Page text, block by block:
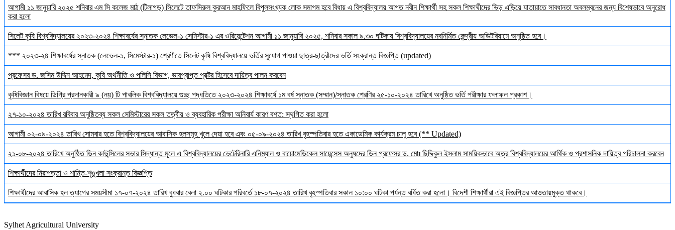
আগামী ১১ জানুয়ারি ২০২৫ শনিবার এম সি কলেজ মাঠ (টিলাগড়) সিলেটে তাফসিরুল কুরআন মাহফিলে বিপুলসংখ্যক লোক সমাগম হবে বিধায় এ বিশ্ববিদ্যালয় আগত নবীন শিক্ষার্থী সহ সকল শিক্ষার্থীদের ভিড় এড়িয়ে যাতায়াতে সাবধানতা অবলম্বনের জন্য বিশেষভাবে অনুরোধ
করা হলো
সিলেট কৃষি বিশ্ববিদ্যালয়ের ২০২৩-২০২৪ শিক্ষাবর্ষের স্নাতক লেভেল-১ সেমিস্টার-১ এর ওরিয়েন্টেশন আগামী ১১ জানুয়ারি ২০২৫, শনিবার সকাল ৯.৩০ ঘটিকায় বিশ্ববিদ্যালয়ের নবনির্মিত কেন্দ্রীয় অডিটরিয়ামে অনুষ্ঠিত হবে।
*** ২০২৩-২৪ শিক্ষাবর্ষের স্নাতক (লেভেল-১, সিমেস্টার-১) শ্রেণীতে সিলেট কৃষি বিশ্ববিদ্যালয়ে ভর্তির সুযোগ পাওয়া ছাত্র-ছাত্রীদের ভর্তি সংক্রান্ত বিজ্ঞপ্তি (updated)
প্রফেসর ড. জসিম উদ্দিন আহমেদ, কৃষি অর্থনীতি ও পলিসি বিভাগ, ভারপ্রাপ্ত প্রক্টর হিসেবে দায়িত্ব পালন করবেন
কৃষিবিজ্ঞান বিষয়ে ডিগ্রি প্রদানকারী ৯ (নয়) টি পাবলিক বিশ্ববিদ্যালয়ে গুচ্ছ পদ্ধতিতে ২০২৩-২০২৪ শিক্ষাবর্ষে ১ম বর্ষ স্নাতক (সম্মান)/স্নাতক শ্রেণির ২৫-১০-২০২৪ তারিখে অনুষ্ঠিত ভর্তি পরীক্ষার ফলাফল প্রকাশ।
২৭-১০-২০২৪ তারিখ রবিবার অনুষ্ঠিতব্য সকল সেমিস্টারের সকল তত্বীয় ও ব্যবহারিক পরীক্ষা অনিবার্য কারণ বশত: স্থগিত করা হলো
আগামী ০২-০৯-২০২৪ তারিখ সোমবার হতে বিশ্ববিদ্যালয়ের আবাসিক হলসমূহ খুলে দেয়া হবে এবং ০৫-০৯-২০২৪ তারিখ বৃহস্পতিবার হতে একাডেমিক কার্যক্রম চালু হবে (** Updated)
২১-০৮-২০২৪ তারিখে অনুষ্ঠিত ডিন কাউন্সিলের সভার সিদ্ধান্ত মূলে এ বিশ্ববিদ্যালয়ের ভেটেরিনারি এনিম্যাল ও বায়োমেডিকেল সায়েন্সেস অনুষদের ডিন প্রফেসর ড. মোঃ ছিদ্দিকুল ইসলাম সাময়িকভাবে অত্র বিশ্ববিদ্যালয়ের আর্থিক ও প্রশাসনিক দায়িত্ব পরিচালনা করবেন
শিক্ষার্থীদের নিরাপত্তা ও শান্তি-শৃঙ্খলা সংক্রান্ত বিজ্ঞপ্তি
শিক্ষার্থীদের আবাসিক হল ত্যাগের সময়সীমা ১৭-০৭-২০২৪ তারিখ বুধবার বেলা ২.০০ ঘটিকার পরিবর্তে ১৮-০৭-২০২৪ তারিখ বৃহস্পতিবার সকাল ১০:০০ ঘটিকা পর্যন্ত বর্ধিত করা হলো। বিদেশী শিক্ষার্থীরা এই বিজ্ঞপ্তির আওতায়মুক্ত থাকবে।
Sylhet Agricultural University